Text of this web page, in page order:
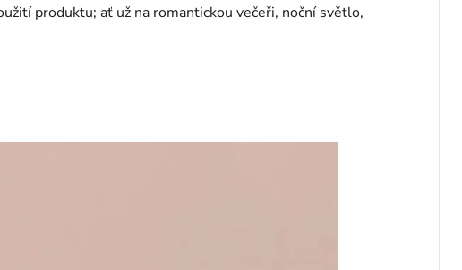
produktu; ať už na romantickou večeři, noční světlo,